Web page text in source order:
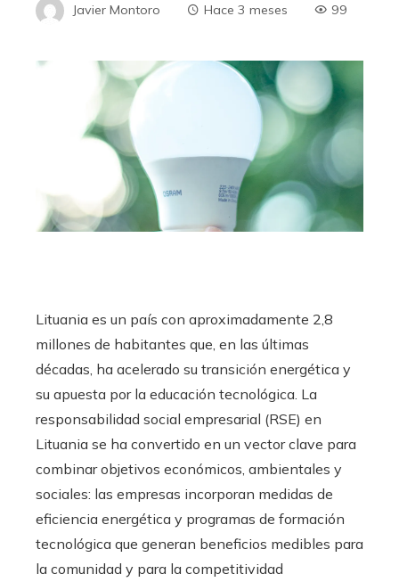
Javier Montoro Hace 3 meses 99
Lituania es un país con aproximadamente 2,8
millones de habitantes que, en las últimas
décadas, ha acelerado su transición energética y
su apuesta por la educación tecnológica. La
responsabilidad social empresarial (RSE) en
Lituania se ha convertido en un vector clave para
combinar objetivos económicos, ambientales y
sociales: las empresas incorporan medidas de
eficiencia energética y programas de formación
tecnológica que generan beneficios medibles para
la comunidad y para la competitividad